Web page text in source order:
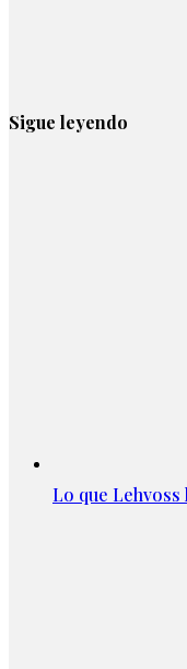
Sigue leyendo
Lo que Lehvoss